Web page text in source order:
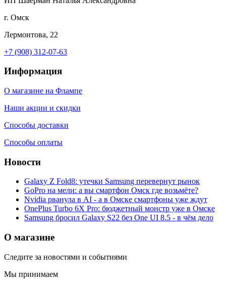
г. Омск
Лермонтова, 22
+7 (908) 312-07-63
Информация
О магазине на Флампе
Наши акции и скидки
Способы доставки
Способы оплаты
Новости
Galaxy Z Fold8: утечки Samsung перевернут рынок
GoPro на мели: а вы смартфон Омск где возьмёте?
Nvidia рванула в AI - а в Омске смартфоны уже ждут
OnePlus Turbo 6X Pro: бюджетный монстр уже в Омске
Samsung бросил Galaxy S22 без One UI 8.5 - в чём дело
О магазине
Следите за новостями и событиями
Мы принимаем